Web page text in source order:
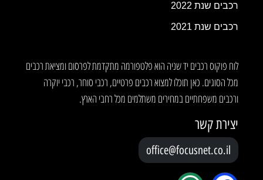
רכבים שנת 2022
רכבים שנת 2021
לוח פוקוס רכבים יד שניה הוא פלטפורמה מתקדמת לפרסום ומציאת רכבים
מכל הסוגים. כאן תוכלו למצוא רכבים פרטיים, רכבי סוחר, רכבי יוקרה
ורכבים משפחתיים במחירים משתלמים מכל רחבי הארץ.
יצירת קשר
office@focusnet.co.il